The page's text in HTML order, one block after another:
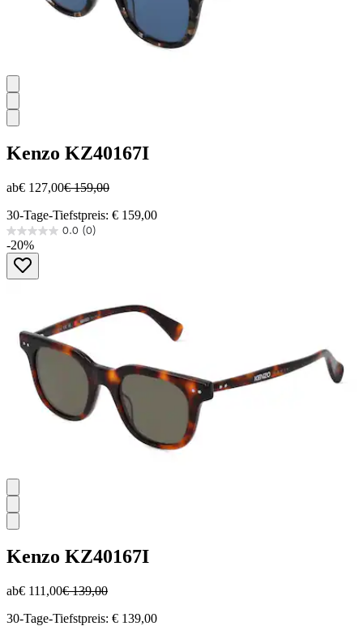
Kenzo KZ40167I
ab€ 127,00€ 159,00
30-Tage-Tiefstpreis: € 159,00
0.0 (0)
0.0
von
Sternen.
-20%
Kenzo KZ40167I
ab€ 111,00€ 139,00
30-Tage-Tiefstpreis: € 139,00